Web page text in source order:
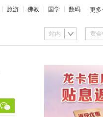
旅游 佛教 国学 数码 更多
站内